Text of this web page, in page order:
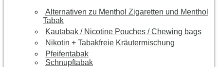
Alternativen zu Menthol Zigaretten und Menthol
Tabak
Kautabak / Nicotine Pouches / Chewing bags
Nikotin + Tabakfreie Kräutermischung
Pfeifentabak
Schnupftabak